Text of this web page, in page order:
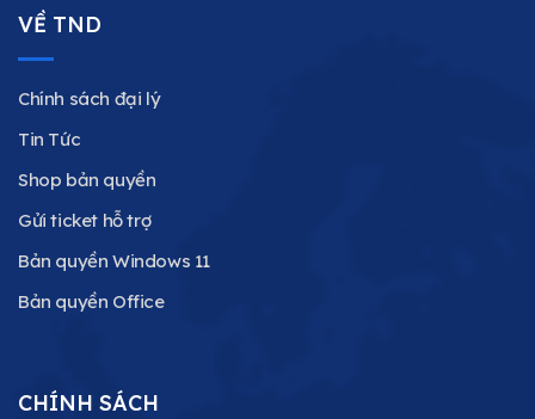
VỀ TND
Chính sách đại lý
Tin Tức
Shop bản quyền
Gửi ticket hỗ trợ
Bản quyền Windows 11
Bản quyền Office
CHÍNH SÁCH